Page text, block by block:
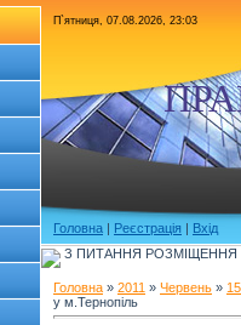
П`ятниця, 07.08.2026, 23:03
Головна | Реєстрація | Вхід
З ПИТАННЯ РОЗМІЩЕННЯ
Головна » 2011 » Червень » 15
у м.Тернопіль